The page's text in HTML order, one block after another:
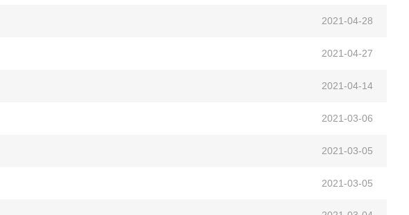
2021-04-28
2021-04-27
2021-04-14
2021-03-06
2021-03-05
2021-03-05